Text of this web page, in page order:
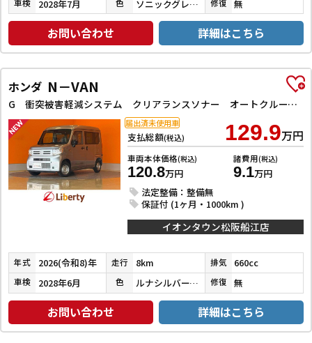
車検 2028年7月 色 ソニックグレーパール 修復 無
お問い合わせ 詳細はこちら
ホンダ N－VAN
G 衝突被害軽減システム クリアランスソナー オートクルーズコントロール レーンアシスト 両側スライドドア アイドリングストップ オートライト ESC エアコン パワーウィンドウ
支払総額(税込) 129.9万円
車両本体価格(税込)
120.8万円
諸費用(税込)
9.1万円
法定整備：整備無
保証付 (1ヶ月・1000km )
届出済未使用車
イオンタウン松阪船江店
年式 2026(令和8)年 走行 8km 排気 660cc
車検 2028年6月 色 ルナシルバーメタリック 修復 無
お問い合わせ 詳細はこちら